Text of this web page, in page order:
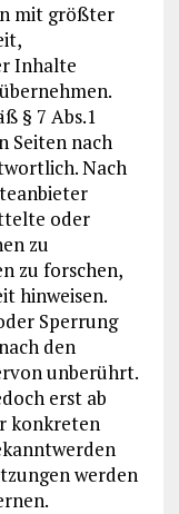
mit größter
Inhalte
§ 7 Abs.1
Seiten nach
Nach
oder
zu
zu forschen,
hinweisen.
Sperrung
den
unberührt.
erst ab
konkreten
werden